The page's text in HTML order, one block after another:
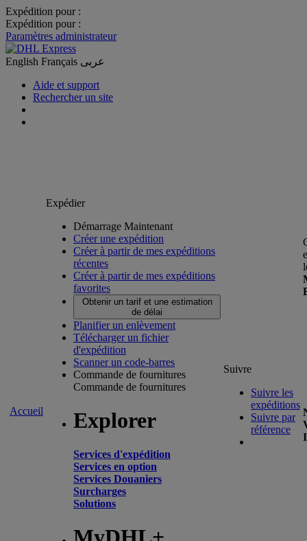
Expédition pour :
Expédition pour :
Paramètres administrateur
English Français عربى
Aide et support
Rechercher un site
Accueil
Expédier
Démarrage Maintenant
Créer une expédition
Créer à partir de mes expéditions
récentes
Créer à partir de mes expéditions
favorites
Obtenir un tarif et une estimation
de délai
Planifier un enlèvement
Télécharger un fichier
d'expédition
Scanner un code-barres
Commande de fournitures
Commande de fournitures
Explorer
Services d'expédition
Services en option
Services Douaniers
Surcharges
Solutions
Suivre
Suivre les
expéditions
Suivre par
référence